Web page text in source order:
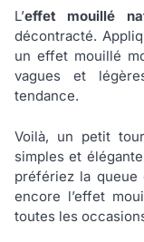
L’effet mouillé
décontracté.
un effet mouillé
vagues et
tendance.
Voilà, un petit
simples et
préfériez la queue
encore l’effet
toutes les